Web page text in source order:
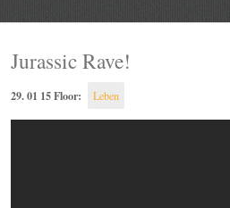
Jurassic Rave!
29. 01 15 Floor: Leben